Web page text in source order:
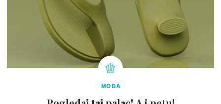
MODA